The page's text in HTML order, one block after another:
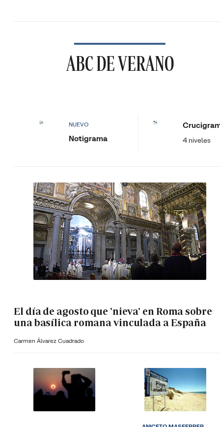
ABC DE VERANO
NUEVO
Notigrama 4 niveles
El día de agosto que 'nieva' en Roma sobre
una basílica romana vinculada a España
Carmen Álvarez Cuadrado